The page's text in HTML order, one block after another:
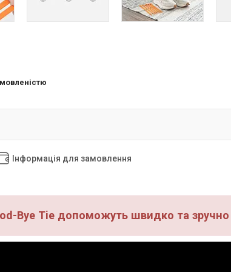
Інформація для замовлення
Bye Tie допоможуть швидко та зручно